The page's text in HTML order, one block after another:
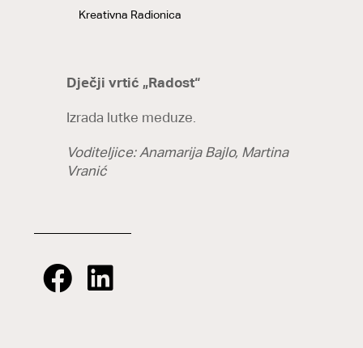
Kreativna Radionica
Dječji vrtić „Radost“
Izrada lutke meduze.
Voditeljice: Anamarija Bajlo, Martina
Vranić